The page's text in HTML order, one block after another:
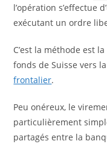
l’opération s’effectue
exécutant un ordre
C’est la méthode est
fonds de Suisse vers
frontalier.
Peu onéreux, le
particulièrement
partagés entre la